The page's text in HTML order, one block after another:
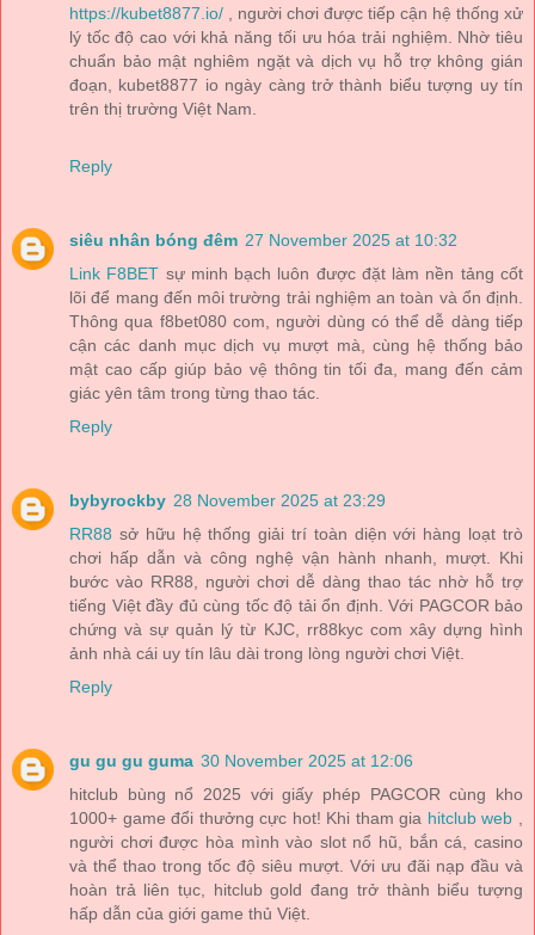
https://kubet8877.io/ , người chơi được tiếp cận hệ thống xử
lý tốc độ cao với khả năng tối ưu hóa trải nghiệm. Nhờ tiêu
chuẩn bảo mật nghiêm ngặt và dịch vụ hỗ trợ không gián
đoạn, kubet8877 io ngày càng trở thành biểu tượng uy tín
trên thị trường Việt Nam.
Reply
siêu nhân bóng đêm 27 November 2025 at 10:32
Link F8BET sự minh bạch luôn được đặt làm nền tảng cốt
lõi để mang đến môi trường trải nghiệm an toàn và ổn định.
Thông qua f8bet080 com, người dùng có thể dễ dàng tiếp
cận các danh mục dịch vụ mượt mà, cùng hệ thống bảo
mật cao cấp giúp bảo vệ thông tin tối đa, mang đến cảm
giác yên tâm trong từng thao tác.
Reply
bybyrockby 28 November 2025 at 23:29
RR88 sở hữu hệ thống giải trí toàn diện với hàng loạt trò
chơi hấp dẫn và công nghệ vận hành nhanh, mượt. Khi
bước vào RR88, người chơi dễ dàng thao tác nhờ hỗ trợ
tiếng Việt đầy đủ cùng tốc độ tải ổn định. Với PAGCOR bảo
chứng và sự quản lý từ KJC, rr88kyc com xây dựng hình
ảnh nhà cái uy tín lâu dài trong lòng người chơi Việt.
Reply
gu gu gu guma 30 November 2025 at 12:06
hitclub bùng nổ 2025 với giấy phép PAGCOR cùng kho
1000+ game đổi thưởng cực hot! Khi tham gia hitclub web
người chơi được hòa mình vào slot nổ hũ, bắn cá, casino
và thể thao trong tốc độ siêu mượt. Với ưu đãi nạp đầu và
hoàn trả liên tục, hitclub gold đang trở thành biểu tượng
hấp dẫn của giới game thủ Việt.